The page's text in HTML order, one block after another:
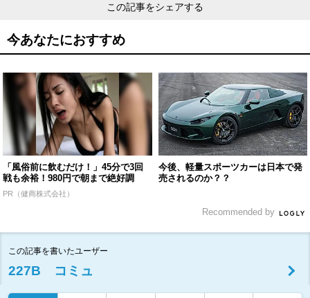
この記事をシェアする
今あなたにおすすめ
「風俗前に飲むだけ！」45分で3回
戦も余裕！980円で朝まで絶好調
PR（健商株式会社）
今後、軽量スポーツカーは日本で発
売されるのか？？
Recommended by
この記事を書いたユーザー
227B コミュ